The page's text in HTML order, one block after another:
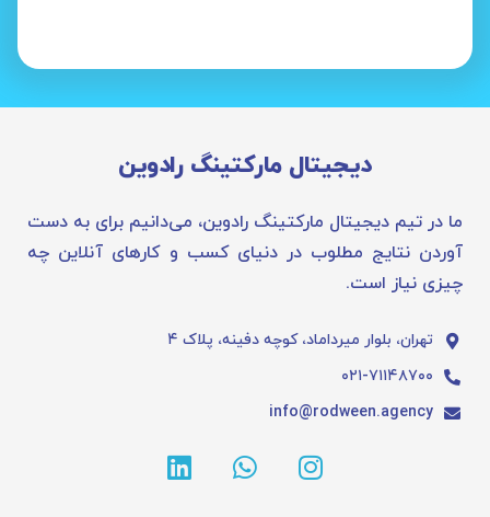
دیجیتال مارکتینگ رادوین
ما در تیم دیجیتال مارکتینگ رادوین، می‌دانیم برای به دست
آوردن نتایج مطلوب در دنیای کسب و کارهای آنلاین چه
چیزی نیاز است.
تهران، بلوار میرداماد، کوچه دفینه، پلاک ۴
۰۲۱-۷۱۱۴۸۷۰۰
info@rodween.agency